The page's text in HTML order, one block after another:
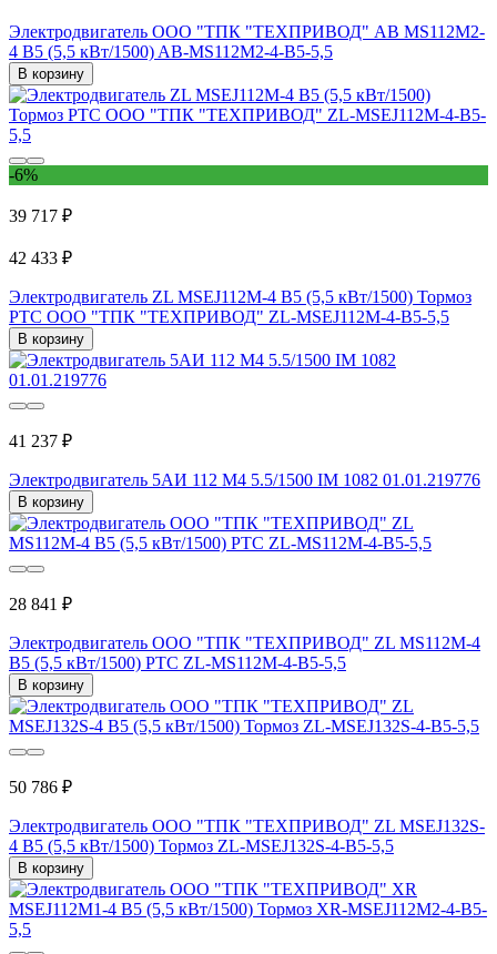
Электродвигатель ООО "ТПК "ТЕХПРИВОД" AB MS112M2-
4 B5 (5,5 кВт/1500) AB-MS112M2-4-B5-5,5
В корзину
-6%
39 717 ₽
42 433 ₽
Электродвигатель ZL MSEJ112M-4 B5 (5,5 кВт/1500) Тормоз
РТС ООО "ТПК "ТЕХПРИВОД" ZL-MSEJ112M-4-B5-5,5
В корзину
41 237 ₽
Электродвигатель 5АИ 112 М4 5.5/1500 IM 1082 01.01.219776
В корзину
28 841 ₽
Электродвигатель ООО "ТПК "ТЕХПРИВОД" ZL MS112M-4
B5 (5,5 кВт/1500) РТС ZL-MS112M-4-B5-5,5
В корзину
50 786 ₽
Электродвигатель ООО "ТПК "ТЕХПРИВОД" ZL MSEJ132S-
4 B5 (5,5 кВт/1500) Тормоз ZL-MSEJ132S-4-B5-5,5
В корзину